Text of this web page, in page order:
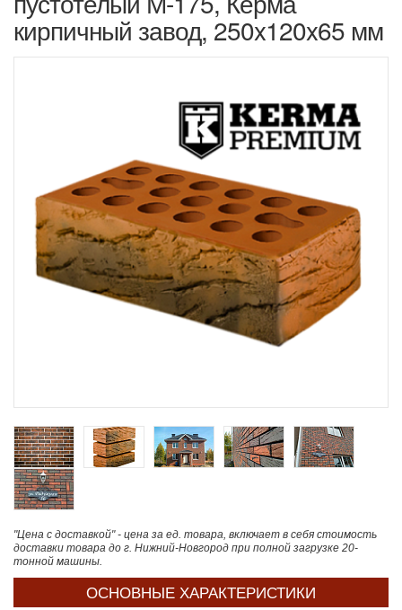
кирпичный завод, 250x120x65 мм
"Цена с доставкой" - цена за ед. товара, включает в себя стоимость
доставки товара до г. Нижний-Новгород при полной загрузке 20-
тонной машины.
ОСНОВНЫЕ ХАРАКТЕРИСТИКИ